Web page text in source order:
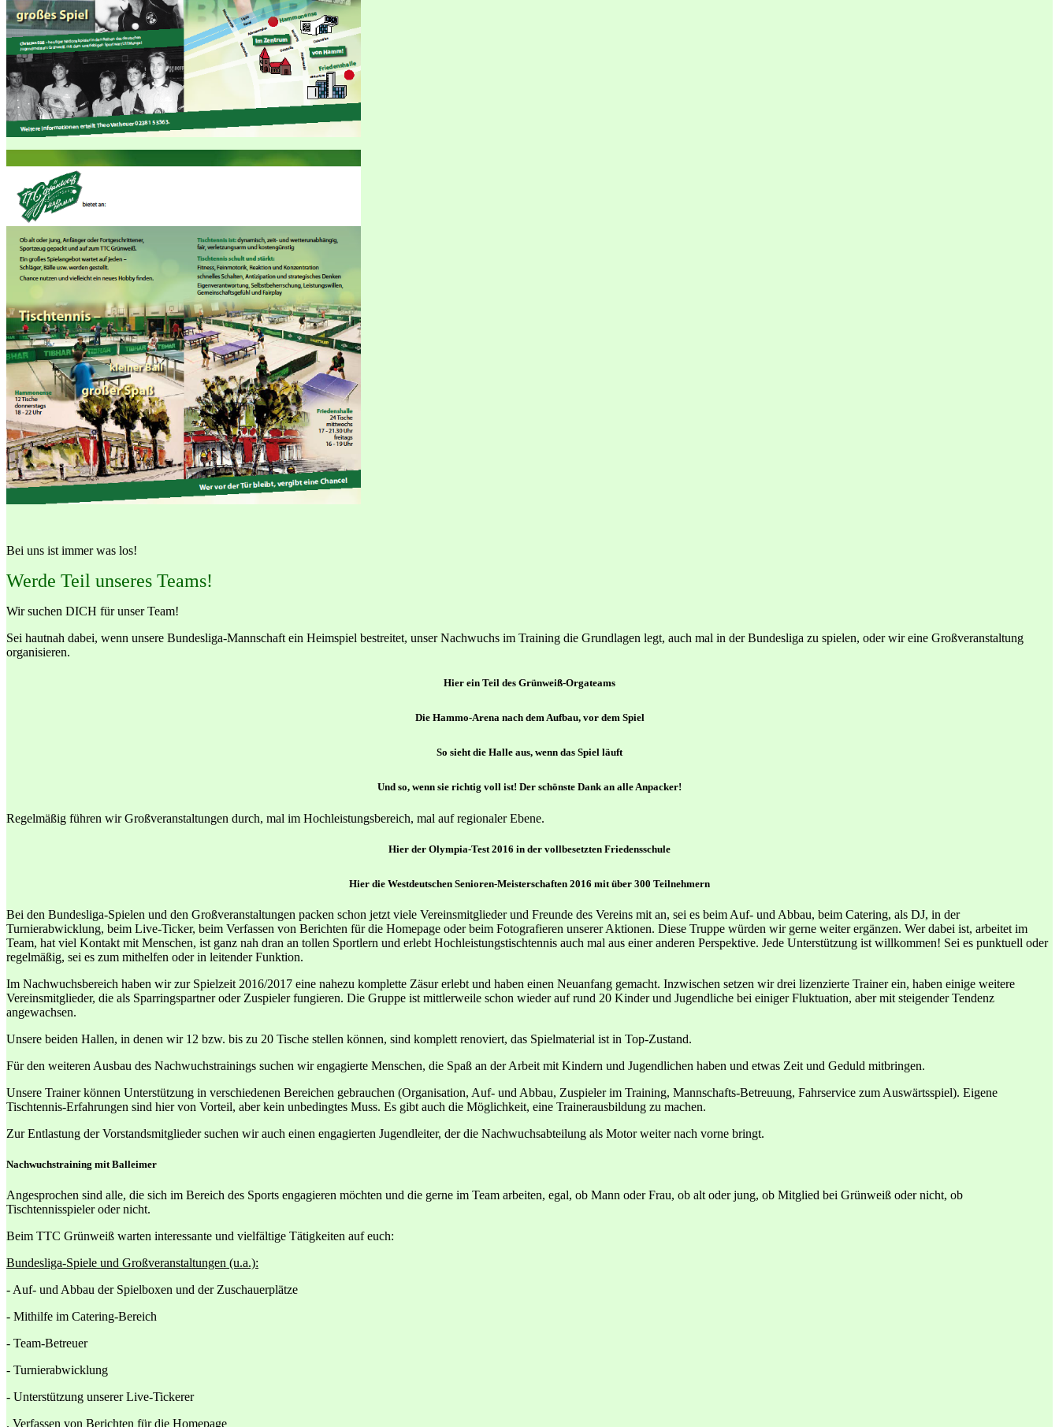
Bei uns ist immer was los!
Werde Teil unseres Teams!
Wir suchen DICH für unser Team!
Sei hautnah dabei, wenn unsere Bundesliga-Mannschaft ein Heimspiel bestreitet, unser Nachwuchs im Training die Grundlagen legt, auch mal in der Bundesliga zu spielen, oder wir eine Großveranstaltung
organisieren.
Hier ein Teil des Grünweiß-Orgateams
Die Hammo-Arena nach dem Aufbau, vor dem Spiel
So sieht die Halle aus, wenn das Spiel läuft
Und so, wenn sie richtig voll ist! Der schönste Dank an alle Anpacker!
Regelmäßig führen wir Großveranstaltungen durch, mal im Hochleistungsbereich, mal auf regionaler Ebene.
Hier der Olympia-Test 2016 in der vollbesetzten Friedensschule
Hier die Westdeutschen Senioren-Meisterschaften 2016 mit über 300 Teilnehmern
Bei den Bundesliga-Spielen und den Großveranstaltungen packen schon jetzt viele Vereinsmitglieder und Freunde des Vereins mit an, sei es beim Auf- und Abbau, beim Catering, als DJ, in der
Turnierabwicklung, beim Live-Ticker, beim Verfassen von Berichten für die Homepage oder beim Fotografieren unserer Aktionen. Diese Truppe würden wir gerne weiter ergänzen. Wer dabei ist, arbeitet im
Team, hat viel Kontakt mit Menschen, ist ganz nah dran an tollen Sportlern und erlebt Hochleistungstischtennis auch mal aus einer anderen Perspektive. Jede Unterstützung ist willkommen! Sei es punktuell oder
regelmäßig, sei es zum mithelfen oder in leitender Funktion.
Im Nachwuchsbereich haben wir zur Spielzeit 2016/2017 eine nahezu komplette Zäsur erlebt und haben einen Neuanfang gemacht. Inzwischen setzen wir drei lizenzierte Trainer ein, haben einige weitere
Vereinsmitglieder, die als Sparringspartner oder Zuspieler fungieren. Die Gruppe ist mittlerweile schon wieder auf rund 20 Kinder und Jugendliche bei einiger Fluktuation, aber mit steigender Tendenz
angewachsen.
Unsere beiden Hallen, in denen wir 12 bzw. bis zu 20 Tische stellen können, sind komplett renoviert, das Spielmaterial ist in Top-Zustand.
Für den weiteren Ausbau des Nachwuchstrainings suchen wir engagierte Menschen, die Spaß an der Arbeit mit Kindern und Jugendlichen haben und etwas Zeit und Geduld mitbringen.
Unsere Trainer können Unterstützung in verschiedenen Bereichen gebrauchen (Organisation, Auf- und Abbau, Zuspieler im Training, Mannschafts-Betreuung, Fahrservice zum Auswärtsspiel). Eigene
Tischtennis-Erfahrungen sind hier von Vorteil, aber kein unbedingtes Muss. Es gibt auch die Möglichkeit, eine Trainerausbildung zu machen.
Zur Entlastung der Vorstandsmitglieder suchen wir auch einen engagierten Jugendleiter, der die Nachwuchsabteilung als Motor weiter nach vorne bringt.
Nachwuchstraining mit Balleimer
Angesprochen sind alle, die sich im Bereich des Sports engagieren möchten und die gerne im Team arbeiten, egal, ob Mann oder Frau, ob alt oder jung, ob Mitglied bei Grünweiß oder nicht, ob
Tischtennisspieler oder nicht.
Beim TTC Grünweiß warten interessante und vielfältige Tätigkeiten auf euch:
Bundesliga-Spiele und Großveranstaltungen (u.a.):
- Auf- und Abbau der Spielboxen und der Zuschauerplätze
- Mithilfe im Catering-Bereich
- Team-Betreuer
- Turnierabwicklung
- Unterstützung unserer Live-Tickerer
. Verfassen von Berichten für die Homepage